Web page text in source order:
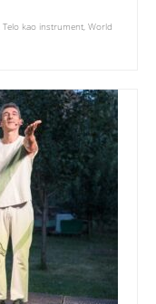
Telo kao instrument, World